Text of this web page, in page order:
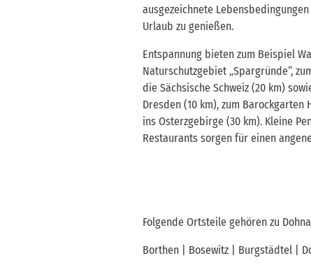
ausgezeichnete
Urlaub zu genießen.
Entspannung bieten zum Beispiel
Naturschutzgebiet „Spargründe“,
die Sächsische Schweiz (20 km)
Dresden (10 km), zum
ins Osterzgebirge (30 km). Kleine
Restaurants sorgen für einen
Folgende Ortsteile gehören zu Dohna
Borthen | Bosewitz | Burgstädtel |